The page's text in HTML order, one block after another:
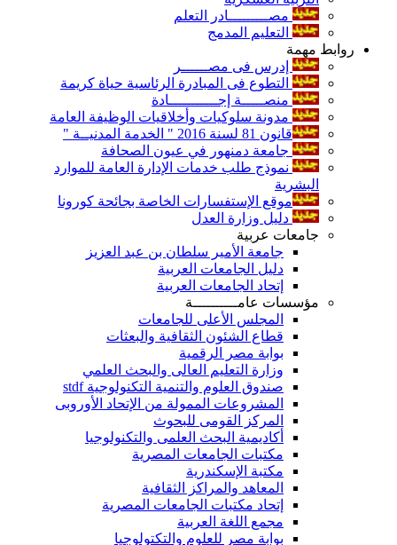
مصـــــــــادر التعلم
التعليم المدمج
روابط مهمة
إدرس فى مصــــــر
التطوع فى المبادرة الرئاسية حياة كريمة
منصـــــة إجـــــــــــادة
مدونة سلوكيات وأخلاقيات الوظيفة العامة
قانون 81 لسنة 2016 " الخدمة المدنيــة "
جامعة دمنهور في عيون الصحافة
نموذج طلب خدمات الإدارة العامة للموارد
البشرية
موقع الإستفسارات الخاصة بجائحة كورونا
دليل وزارة العدل
جامعات عربية
جامعة الأمير سلطان بن عبد العزيز
دليل الجامعات العربية
إتحاد الجامعات العربية
مؤسسات عامــــــــــة
المجلس الأعلى للجامعات
قطاع الشئون الثقافية والبعثات
بوابة مصر الرقمية
وزارة التعليم العالى والبحث العلمي
صندوق العلوم والتنمية التكنولوجية stdf
المشروعات الممولة من الإتحاد الأوروبى
المركز القومى للبحوث
أكاديمية البحث العلمى والتكنولوجيا
مكتبات الجامعات المصرية
مكتبة الإسكندرية
المعاهد والمراكز الثقافية
إتحاد مكتبات الجامعات المصرية
مجمع اللغة العربية
بوابة مصر للعلوم والتكتولوجيا